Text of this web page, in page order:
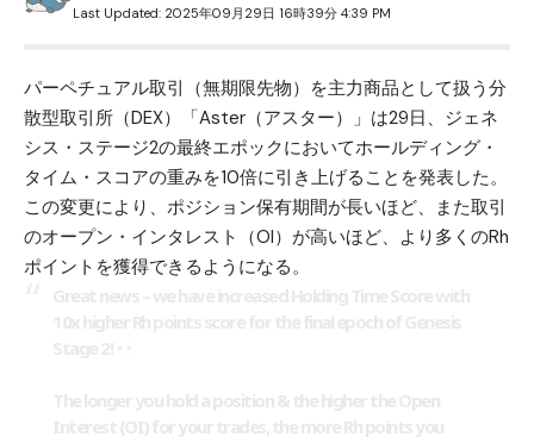
Last Updated: 2025年09月29日 16時39分 4:39 PM
パーペチュアル取引（無期限先物）を主力商品として扱う分
散型取引所（DEX）「Aster（アスター） 」は29日、ジェネ
シス・ステージ2の最終エポックにおいてホールディング・
タイム・スコアの重みを10倍に引き上げることを発表した。
この変更により、ポジション保有期間が長いほど、また取引
のオープン・インタレスト（OI）が高いほど、より多くのRh
ポイントを獲得できるようになる。